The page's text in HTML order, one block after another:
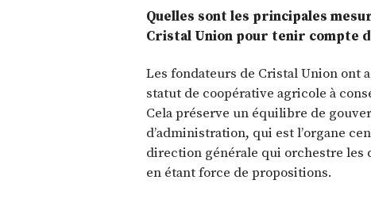
Quelles sont les principales
Cristal Union pour tenir compte
Les fondateurs de Cristal Union ont
statut de coopérative agricole à
Cela préserve un équilibre de
d’administration, qui est l’organe
direction générale qui orchestre
en étant force de propositions.